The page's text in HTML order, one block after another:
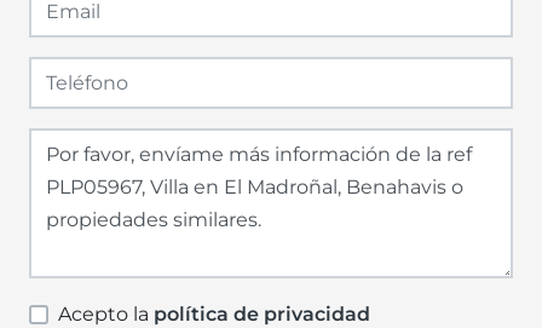
Acepto la política de privacidad